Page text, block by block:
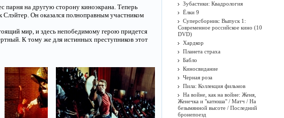
парня на другую сторону киноэкрана. Теперь
Слэйтер. Он оказался полноправным участником
мир, и здесь непобедимому герою придется
К тому же для истинных преступников этот
Зубастики: Квадрология
Ёлки 9
Суперсборник: Выпуск 1:
Современное российское кино (10
DVD)
Хардкор
Планета страха
Бабло
Киносвидание
Черная роза
Пила: Коллекция фильмов
На войне, как на войне: Женя,
Женечка и "катюша" / Матч / На
безымянной высоте / Последний
бронепоезд